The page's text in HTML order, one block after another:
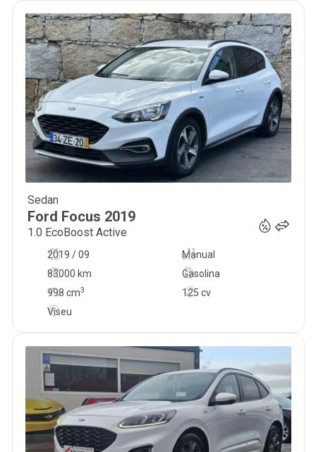
Sedan
Ford Focus 2019
1.0 EcoBoost Active
2019 / 09
Manual
83000 km
125 cv
Gasolina
998 cm3
Viseu